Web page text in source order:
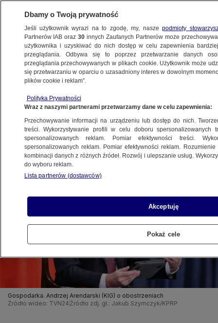
BIZNES
Z KRAJU
z przedsiębiorcami
3.02.2021, 06:52
Udostępnij
Gospodarka. Andrzej Arendarski (KIG) o obostrzeniach
Źródło wideo: TVN24 Źródło zdj. gł.: Jakub Szymczyk/KPRP
Dbamy o Twoją prywatność
Jeśli użytkownik wyrazi na to zgodę, my, naszepodmioty
Partnerów IAB oraz30 innych Zaufanych Partnerów może
użytkownika i uzyskiwać do nich dostęp w celu zapewnienia
przeglądania. Odbywa się to poprzez przetwarzanie danych
przeglądania przechowywanych w plikach cookie. Użytkownik może
się przetwarzaniu w oparciu o uzasadniony interes w dowolnym
plików cookie i reklam”.
Polityka Prywatności
Wraz z naszymi partnerami przetwarzamy dane w celu zapewnienia:
Przechowywanie informacji na urządzeniu lub dostęp do nich.
treści. Wykorzystywanie profili w celu doboru spersonalizowanych
spersonalizowanych reklam. Pomiar efektywności treści.
spersonalizowanych reklam. Pomiar efektywności reklam.
kombinacji danych z różnych źródeł. Rozwój i ulepszanie usług.
do wyboru reklam.
Lista partnerów (dostawców)
Akceptuję
Pokaż cele